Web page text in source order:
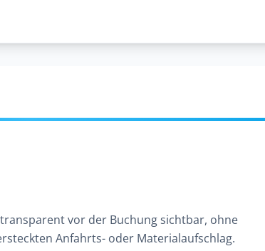
vor der Buchung sichtbar, ohne
Anfahrts- oder Materialaufschlag.